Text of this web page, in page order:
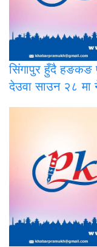
सिंगापुर हुँदै हङकङ
देउवा साउन २८ मा